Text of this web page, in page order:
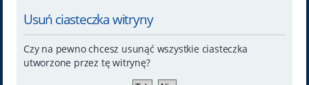
Usuń ciasteczka witryny
Czy na pewno chcesz usunąć wszystkie ciasteczka
utworzone przez tę witrynę?